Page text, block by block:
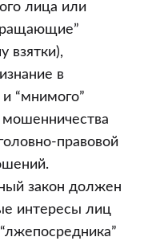
лица или
взятки),
в
“мнимого”
правовой
закон должен
интересы лиц